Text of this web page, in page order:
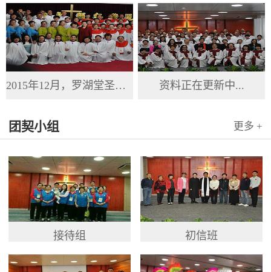
2015年12月，罗湖堂圣诞节 资料正在更新中...
团契小组 更多 +
接待组 初信班